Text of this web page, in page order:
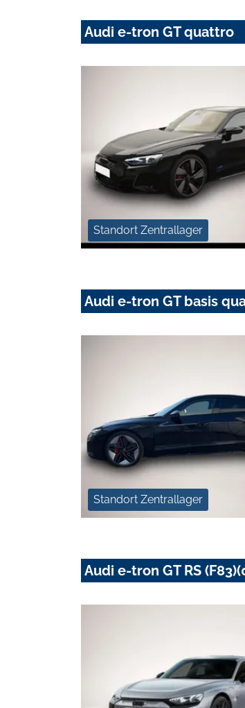
Audi e-tron GT quattro
Standort Zentrallager
Audi e-tron GT basis
Standort Zentrallager
Audi e-tron GT RS